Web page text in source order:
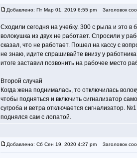
Добавлено: Пт Мар 01, 2019 6:55 pm Заголовок
Сходили сегодня на учебку. 300 с рыла и это
волокушка из двух не работает. Спросили у
сказал, что не работает. Пошел на кассу с
не знаю, идите спрашивайте внизу у
итоге заставил позвонить на рабочее место
Второй случай
Когда жена поднималась, то отключилась
чтобы подняться и включить сигнализатор
сугроба и ветра отключается сигнализатор.
поднялся сам с лопатой.
Добавлено: Сб Сен 19, 2020 4:27 pm Заголовок